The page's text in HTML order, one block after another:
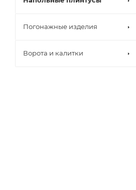
Погонажные изделия
Ворота и калитки